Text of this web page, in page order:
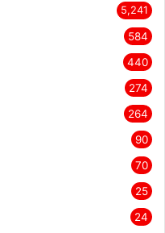
5,241
584
440
274
264
90
70
25
24